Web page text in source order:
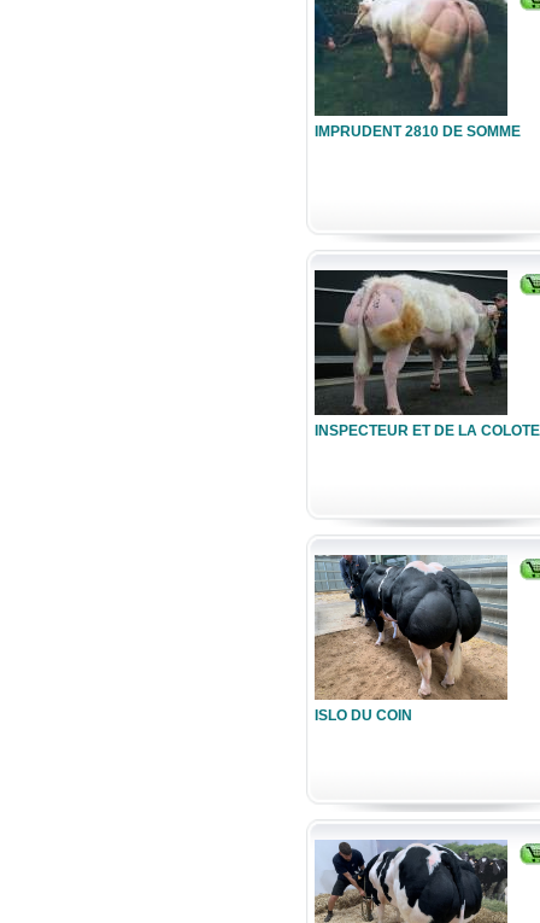
IMPRUDENT 2810 DE SOMME
INSPECTEUR ET DE LA
ISLO DU COIN